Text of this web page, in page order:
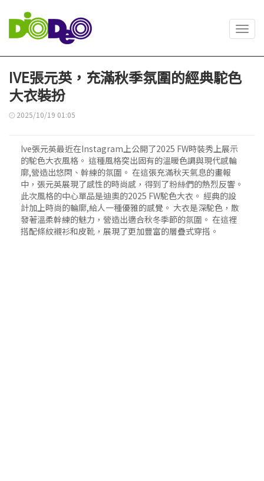
IVE張元英，充滿秋季氛圍的經典駝色
大衣裝扮
2025/10/19 01:05
Ive張元英最近在Instagram上公開了2025 FW時裝秀上展示
的駝色大衣風格。 這種風格突出固有的溫暖色調與現代感輪
廓,營造出悠閑、幹練的氛圍。 在這張充滿秋天氣息的畫報
中，張元英展現了感性的時尚感，得到了粉絲們的熱烈反響。
此次風格的中心單品是迪奧的2025 FW駝色大衣。 經典的設
計加上時尚的輪廓,給人一種優雅的感覺。 大衣是深駝色，散
發著溫柔幹練的魅力，營造出適合秋冬季節的氛圍。 在這裡
搭配條紋襯衫和皮靴，展現了更加豐富的層疊式穿搭。